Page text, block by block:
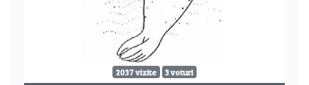
2037 vizite 3 voturi